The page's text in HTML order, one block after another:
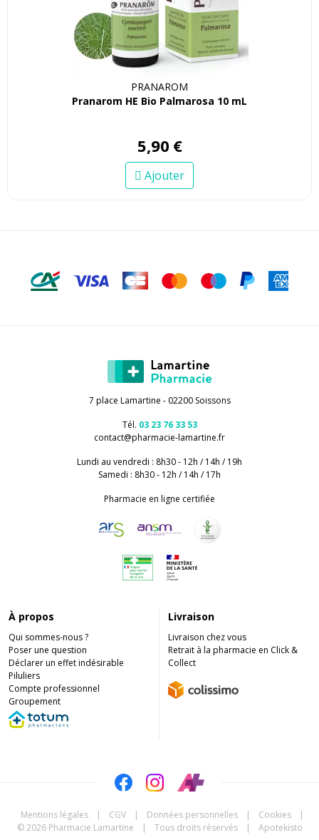
PRANAROM
Pranarom HE Bio Palmarosa 10 mL
5,90 €
Ajouter
7 place Lamartine - 02200 Soissons
Tél. 03 23 76 33 53
contact@pharmacie-lamartine.fr
Lundi au vendredi : 8h30 - 12h / 14h / 19h
Samedi : 8h30 - 12h / 14h / 17h
Pharmacie en ligne certifiée
À propos
Qui sommes-nous ?
Poser une question
Déclarer un effet indésirable
Piluliers
Compte professionnel
Groupement
Livraison
Livraison chez vous
Retrait à la pharmacie en Click &
Collect
Mentions légales | CGV | Données personnelles | Cookies
|
© 2026 Pharmacie Lamartine
| Tous droits réservés | Apotekisto